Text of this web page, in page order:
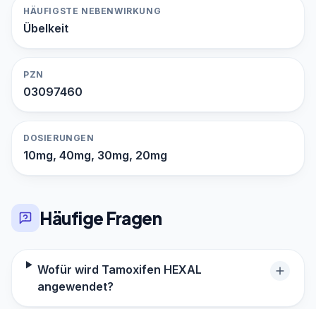
HÄUFIGSTE NEBENWIRKUNG
Übelkeit
PZN
03097460
DOSIERUNGEN
10mg, 40mg, 30mg, 20mg
Häufige Fragen
Wofür wird Tamoxifen HEXAL
angewendet?